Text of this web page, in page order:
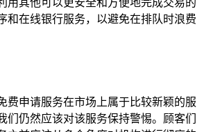
用其他可以更安全和方便地完成交易的
和在线银行服务，以避免在排队时浪费
费申请服务在市场上属于比较新颖的服
们仍然应该对该服务保持警惕。顾客们